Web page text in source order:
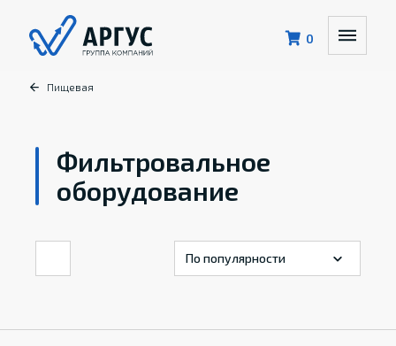
0
Пищевая
Фильтровальное
оборудование